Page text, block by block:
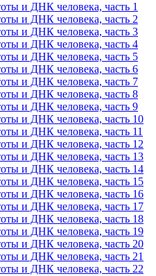
и ДНК человека, часть 1
и ДНК человека, часть 2
и ДНК человека, часть 3
и ДНК человека, часть 4
и ДНК человека, часть 5
и ДНК человека, часть 6
и ДНК человека, часть 7
и ДНК человека, часть 8
и ДНК человека, часть 9
и ДНК человека, часть 10
и ДНК человека, часть 11
и ДНК человека, часть 12
и ДНК человека, часть 13
и ДНК человека, часть 14
и ДНК человека, часть 15
и ДНК человека, часть 16
и ДНК человека, часть 17
и ДНК человека, часть 18
и ДНК человека, часть 19
и ДНК человека, часть 20
и ДНК человека, часть 21
и ДНК человека, часть 22